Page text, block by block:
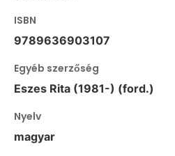
ISBN
9789636903107
Egyéb szerzőség
Eszes Rita (1981-) (ford.)
Nyelv
magyar